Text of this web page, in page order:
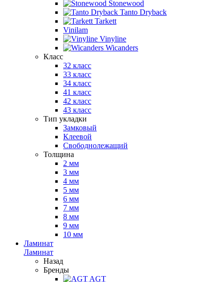
Stonewood
Tanto Dryback
Tarkett
Vinilam
Vinyline
Wicanders
Класс
32 класс
33 класс
34 класс
41 класс
42 класс
43 класс
Тип укладки
Замковый
Клеевой
Свободнолежащий
Толщина
2 мм
3 мм
4 мм
5 мм
6 мм
7 мм
8 мм
9 мм
10 мм
Ламинат
Ламинат
Назад
Бренды
AGT